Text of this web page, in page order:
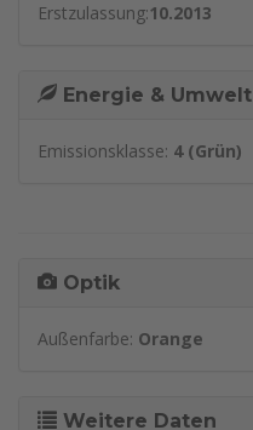
Erstzulassung:10.2013
Energie & Umwelt
Emissionsklasse: 4 (Grün)
Optik
Außenfarbe: Orange
Weitere Daten